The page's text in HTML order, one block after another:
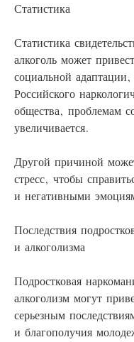
Статистика
Статистика
алкоголь может
социальной
Российского
общества, проблемам
увеличивается.
Другой причиной
стресс, чтобы
и негативными
Последствия
и алкоголизма
Подростковая
алкоголизм могут
серьезным
и благополучия